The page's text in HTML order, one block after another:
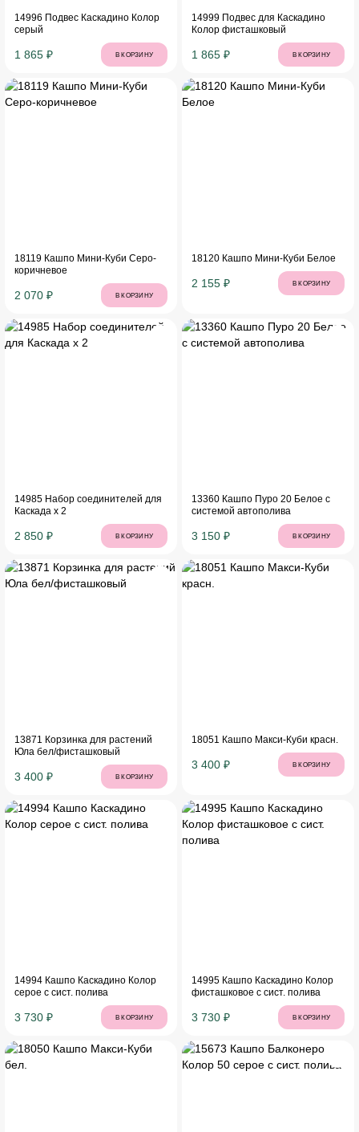
14996 Подвес Каскадино Колор
серый
1 865 ₽ В КОРЗИНУ
14999 Подвес для Каскадино
Колор фисташковый
1 865 ₽ В КОРЗИНУ
18119 Кашпо Мини-Куби Серо-
коричневое
2 070 ₽ В КОРЗИНУ
18120 Кашпо Мини-Куби Белое
2 155 ₽ В КОРЗИНУ
14985 Набор соединителей для
Каскада х 2
2 850 ₽ В КОРЗИНУ
13360 Кашпо Пуро 20 Белое с
системой автополива
3 150 ₽ В КОРЗИНУ
13871 Корзинка для растений
Юла бел/фисташковый
3 400 ₽ В КОРЗИНУ
18051 Кашпо Макси-Куби красн.
3 400 ₽ В КОРЗИНУ
14994 Кашпо Каскадино Колор
серое с сист. полива
3 730 ₽ В КОРЗИНУ
14995 Кашпо Каскадино Колор
фисташковое с сист. полива
3 730 ₽ В КОРЗИНУ